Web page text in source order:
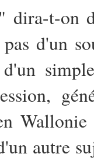
" dira-t-on
d'un
autre